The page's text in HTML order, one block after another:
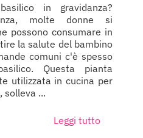
in gravidanza?
molte donne si
possono consumare in
la salute del bambino
comuni c'è spesso
Questa pianta
utilizzata in cucina per
solleva ...
Leggi tutto